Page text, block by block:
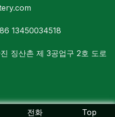
13450034518
징산촌 제 3공업구 2호 도로
전화 Top